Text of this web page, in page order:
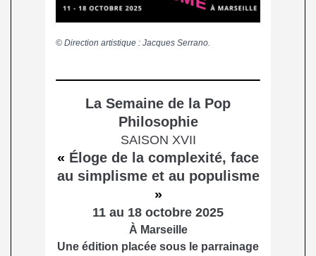
© Direction artistique : Jacques Serrano.
La Semaine de la Pop
Philosophie
SAISON XVII
« Éloge de la complexité, face
au simplisme et au populisme
»
11 au 18 octobre 2025
À Marseille
Une édition placée sous le parrainage